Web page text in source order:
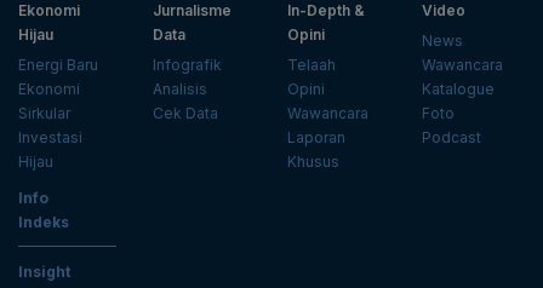
Ekonomi
Hijau
Energi Baru
Ekonomi
Sirkular
Investasi
Hijau
Jurnalisme
Data
Infografik
Analisis
Cek Data
In-Depth &
Opini
Telaah
Opini
Wawancara
Laporan
Khusus
Video
News
Wawancara
Katalogue
Foto
Podcast
Info
Indeks
Insight